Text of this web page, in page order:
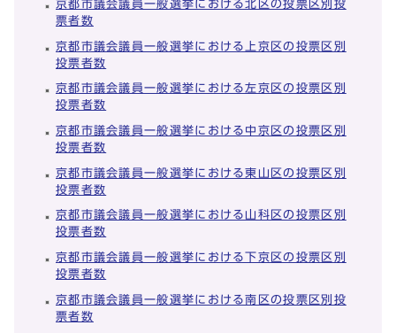
京都市議会議員一般選挙における北区の投票区別投
票者数
京都市議会議員一般選挙における上京区の投票区別
投票者数
京都市議会議員一般選挙における左京区の投票区別
投票者数
京都市議会議員一般選挙における中京区の投票区別
投票者数
京都市議会議員一般選挙における東山区の投票区別
投票者数
京都市議会議員一般選挙における山科区の投票区別
投票者数
京都市議会議員一般選挙における下京区の投票区別
投票者数
京都市議会議員一般選挙における南区の投票区別投
票者数